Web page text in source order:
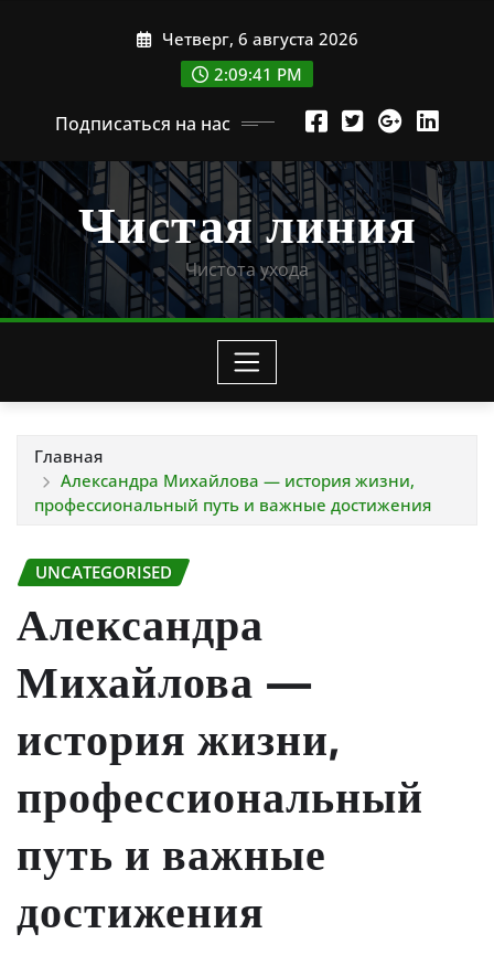
Четверг, 6 августа 2026
2:09:42 PM
Подписаться на нас
Чистая линия
Чистота ухода
Главная
Александра Михайлова — история жизни,
профессиональный путь и важные достижения
UNCATEGORISED
Александра
Михайлова —
история жизни,
профессиональный
путь и важные
достижения